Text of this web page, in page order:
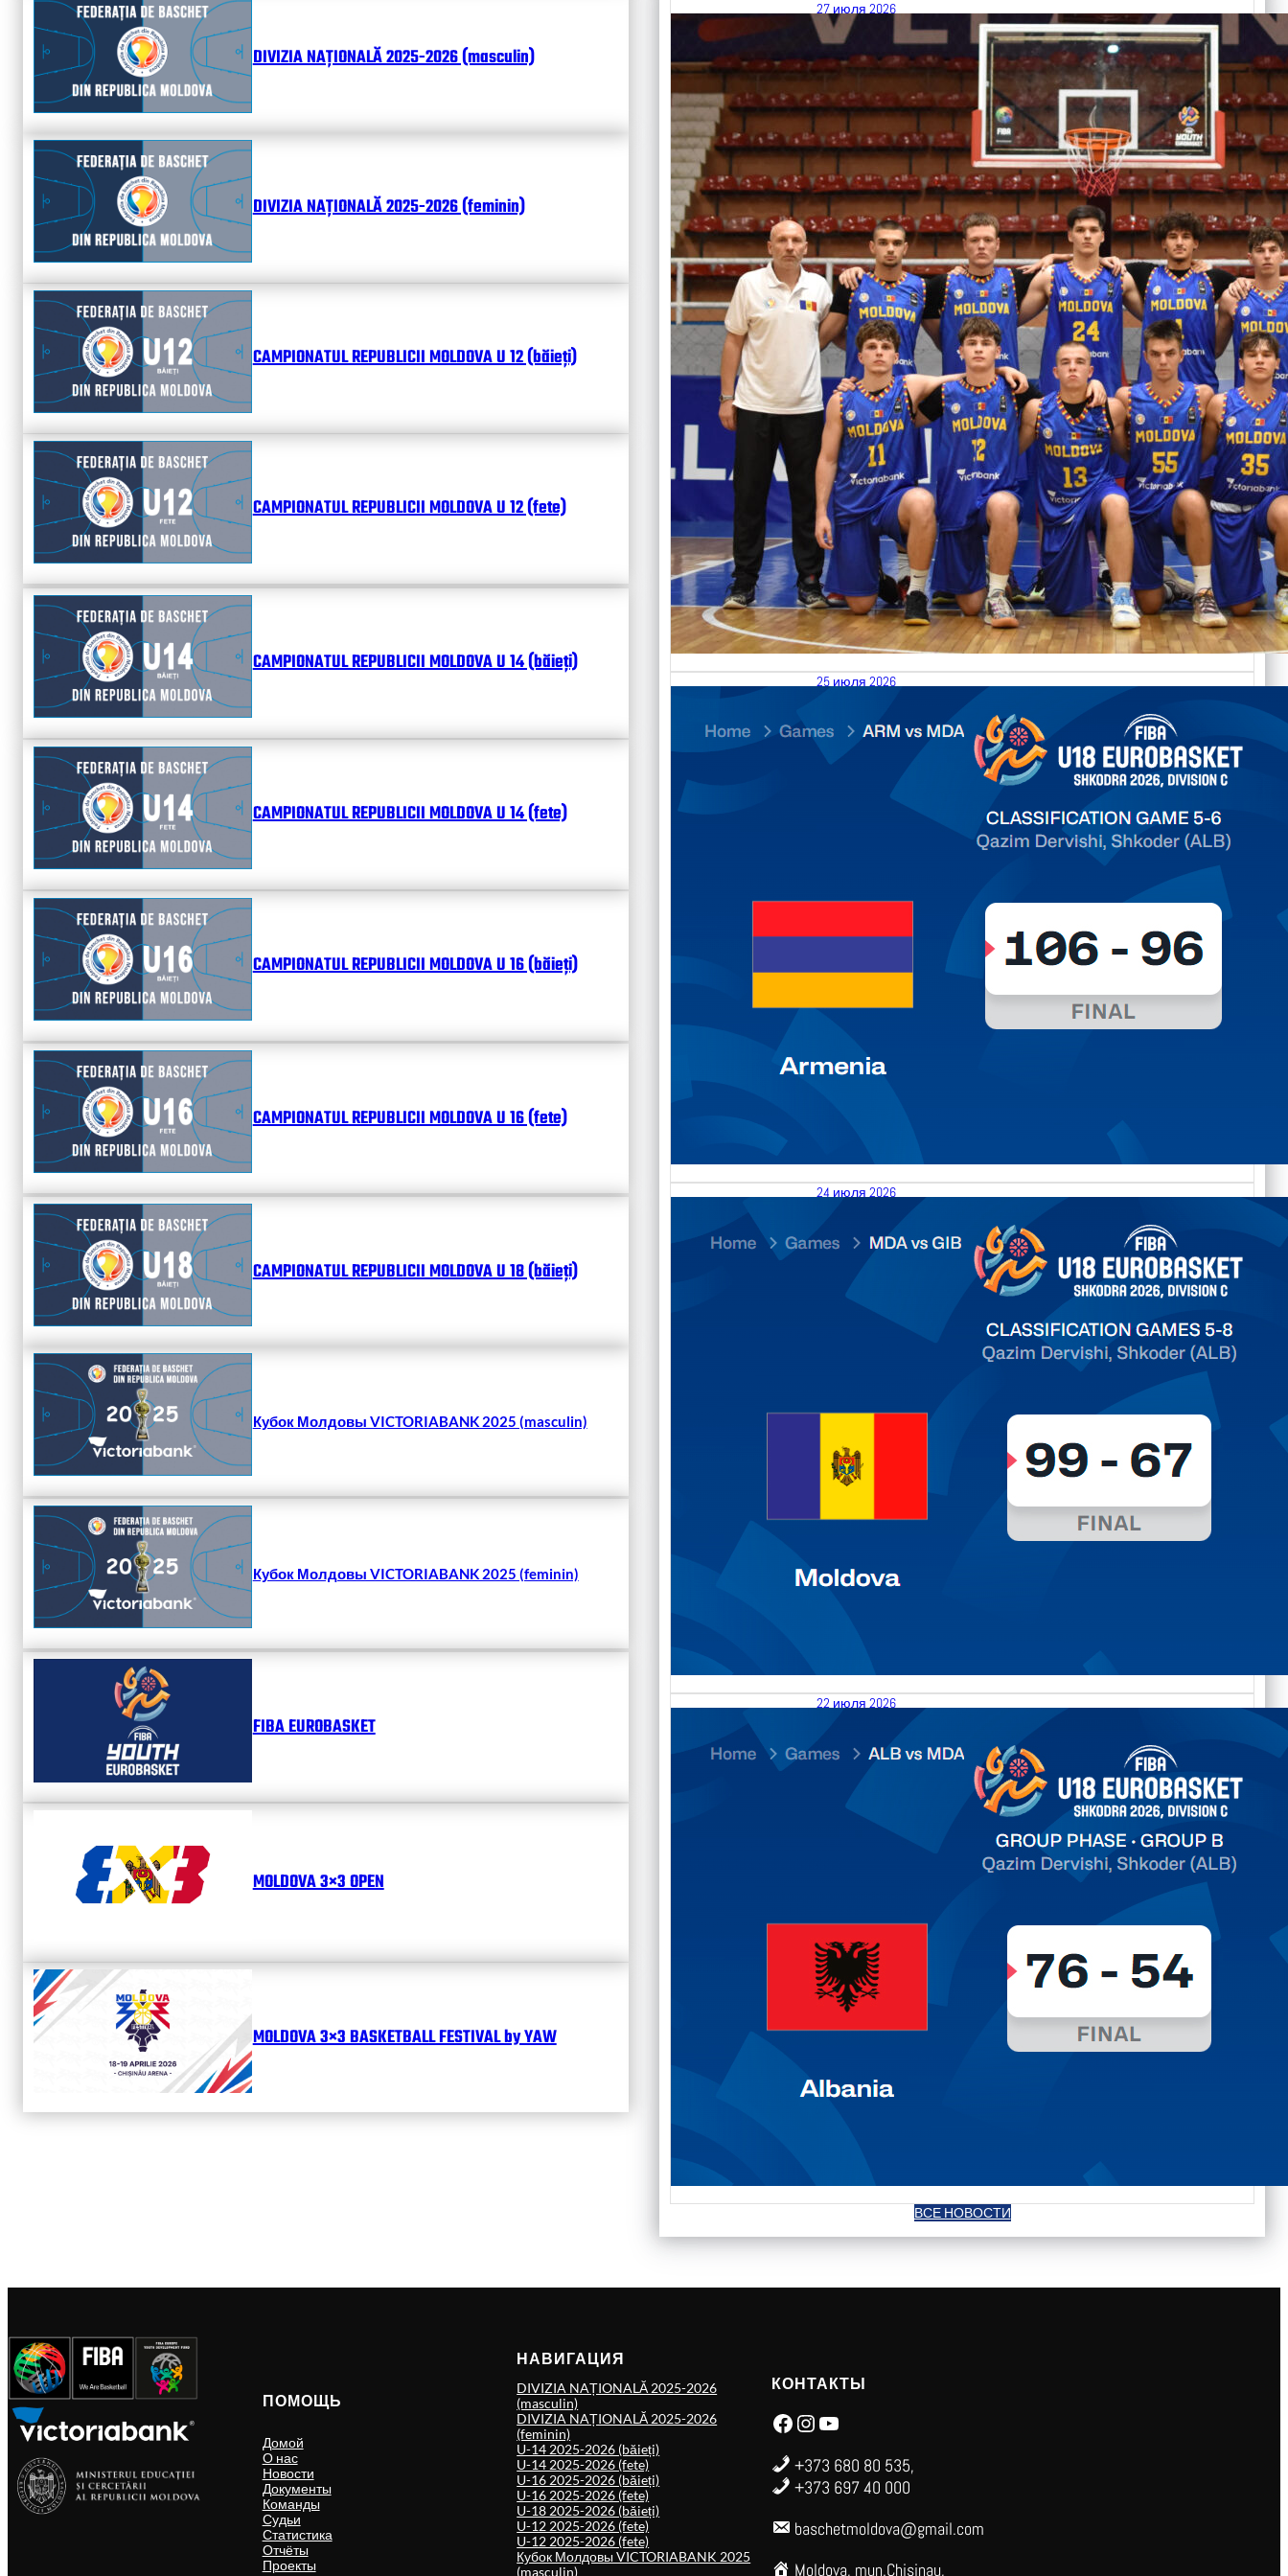
DIVIZIA NAȚIONALĂ 2025-2026 (masculin)
DIVIZIA NAȚIONALĂ 2025-2026 (feminin)
CAMPIONATUL REPUBLICII MOLDOVA U 12 (băieți)
CAMPIONATUL REPUBLICII MOLDOVA U 12 (fete)
CAMPIONATUL REPUBLICII MOLDOVA U 14 (băieți)
CAMPIONATUL REPUBLICII MOLDOVA U 14 (fete)
CAMPIONATUL REPUBLICII MOLDOVA U 16 (băieți)
CAMPIONATUL REPUBLICII MOLDOVA U 16 (fete)
CAMPIONATUL REPUBLICII MOLDOVA U 18 (băieți)
Кубок Молдовы VICTORIABANK 2025 (masculin)
Кубок Молдовы VICTORIABANK 2025 (feminin)
FIBA EUROBASKET
MOLDOVA 3×3 OPEN
MOLDOVA 3×3 BASKETBALL FESTIVAL by YAW
27 июля 2026
Итоги FIBA U18 EuroBasket 2026, Division C
КалендарьТаблица Выберите Обзор Статистика Матч сыгран 0
Читать далее
25 июля 2026
26.07.2026 Armenia vs Moldova FIBA U18 EuroBasket 2026,
Division C
КалендарьТаблица Выберите Обзор Статистика Матч сыгран 0
Читать далее
24 июля 2026
25.07.2026 Moldova vs Gibraltar FIBA U18 EuroBasket 2026,
Division C
КалендарьТаблица Выберите Обзор Статистика Матч сыгран 0
Читать далее
22 июля 2026
23.07.2026 Albania vs Moldova FIBA U18 EuroBasket 2026,
Division C
КалендарьТаблица Выберите Обзор Статистика Матч сыгран 0
Читать далее
ВСЕ НОВОСТИ
ПОМОЩЬ
Домой
О нас
Новости
Документы
Команды
Судьи
Статистика
Отчёты
Проекты
НАВИГАЦИЯ
DIVIZIA NAȚIONALĂ 2025-2026
(masculin)
DIVIZIA NAȚIONALĂ 2025-2026
(feminin)
U-14 2025-2026 (băieți)
U-14 2025-2026 (fete)
U-16 2025-2026 (băieți)
U-16 2025-2026 (fete)
U-18 2025-2026 (băieți)
U-12 2025-2026 (fete)
U-12 2025-2026 (fete)
Кубок Молдовы VICTORIABANK 2025
(masculin)
КОНТАКТЫ
Facebook Instagram YouTube
+373 680 80 535,
+373 697 40 000
baschetmoldova@gmail.com
Moldova, mun.Chisinau,